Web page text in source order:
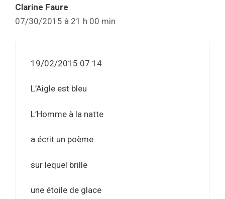
Clarine Faure
07/30/2015 à 21 h 00 min
19/02/2015 07:14
L’Aigle est bleu
L’Homme à la natte
a écrit un poème
sur lequel brille
une étoile de glace